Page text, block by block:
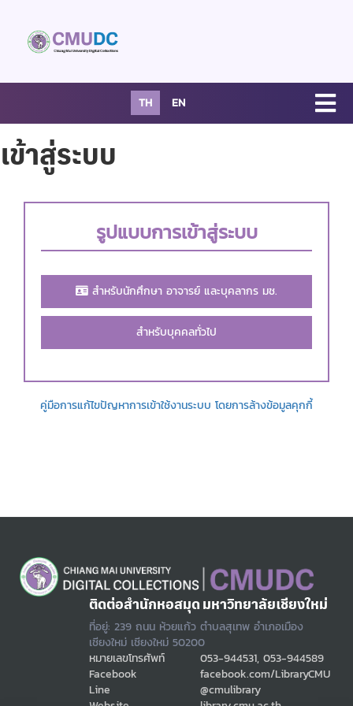
TH EN
เข้าสู่ระบบ
รูปแบบการเข้าสู่ระบบ
สำหรับนักศึกษา อาจารย์ และบุคลากร มช.
สำหรับบุคคลทั่วไป
คู่มือการแก้ไขปัญหาการเข้าใช้งานระบบ โดยการล้างข้อมูลคุกกี้
ติดต่อสำนักหอสมุด มหาวิทยาลัยเชียงใหม่
ที่อยู่: 239 ถนน ห้วยแก้ว ตำบลสุเทพ อำเภอเมือง
เชียงใหม่ เชียงใหม่ 50200
หมายเลขโทรศัพท์ 053-944531, 053-944589
Facebook
facebook.com/LibraryCMU
Line
@cmulibrary